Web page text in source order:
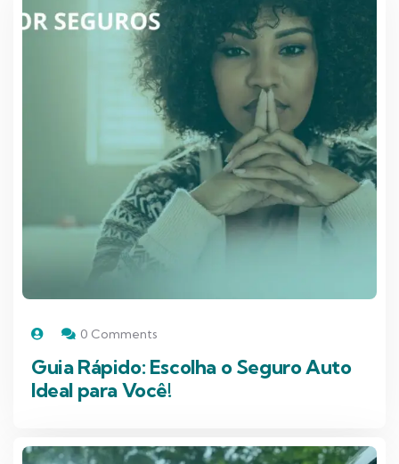
0 Comments
Guia Rápido: Escolha o Seguro Auto
Ideal para Você!